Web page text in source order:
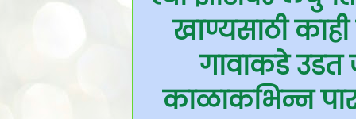
खाण्यसाठी
गावाकडे उडत
काळाकभिन्न